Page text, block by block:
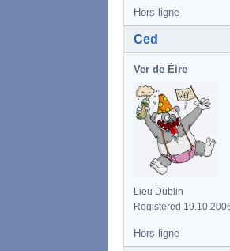
Hors ligne
Ced
Ver de Éire
Lieu Dublin
Registered
Hors ligne